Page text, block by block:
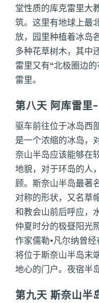
堂性质的库克雷里大
筑。这里有地球上最
放，园里种植着冰岛
多种花草树木，其中
雷里又有“北极圈边
雷里。
第八天 阿库雷里
驱车前往位于冰岛西
是一个浓缩的冰岛，
奈山半岛应该能够在
地貌，对于环岛的人
顾。斯奈山半岛最著
对称的形状，又名草
和教会山前后呼应，
仲夏时分的极昼阳光
作家儒勒•凡尔纳曾
将位于斯奈山半岛末
地心的门户。夜宿半
第九天 斯奈山半